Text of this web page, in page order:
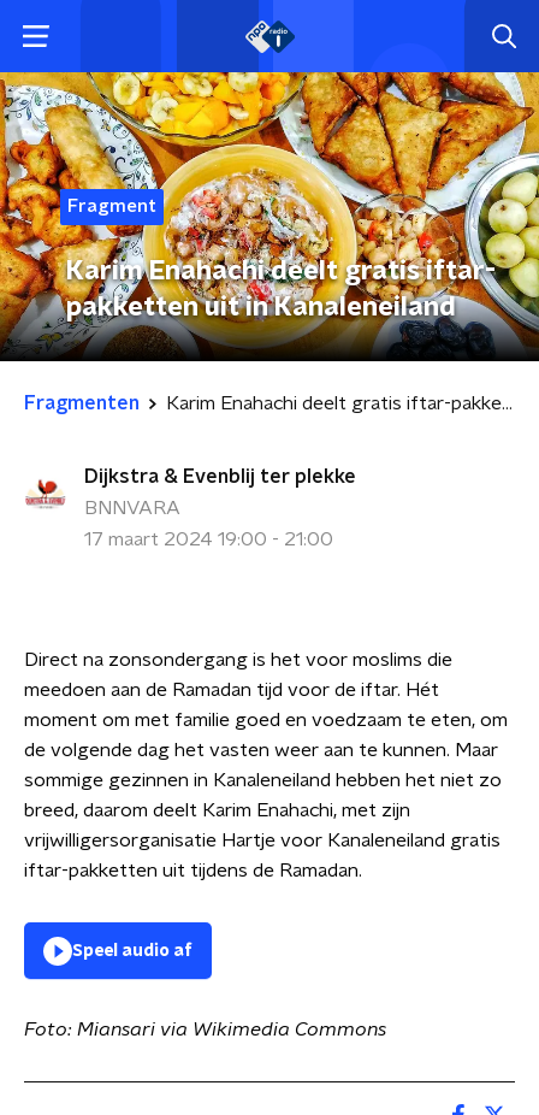
Fragment
Karim Enahachi deelt gratis iftar-
pakketten uit in Kanaleneiland
Fragmenten Karim Enahachi deelt gratis iftar-pakketten uit in Kanaleneiland
Dijkstra & Evenblij ter plekke
BNNVARA
17 maart 2024 19:00 - 21:00
Direct na zonsondergang is het voor moslims die
meedoen aan de Ramadan tijd voor de iftar. Hét
moment om met familie goed en voedzaam te eten, om
de volgende dag het vasten weer aan te kunnen. Maar
sommige gezinnen in Kanaleneiland hebben het niet zo
breed, daarom deelt Karim Enahachi, met zijn
vrijwilligersorganisatie Hartje voor Kanaleneiland gratis
iftar-pakketten uit tijdens de Ramadan.
Speel audio af
Foto: Miansari via Wikimedia Commons